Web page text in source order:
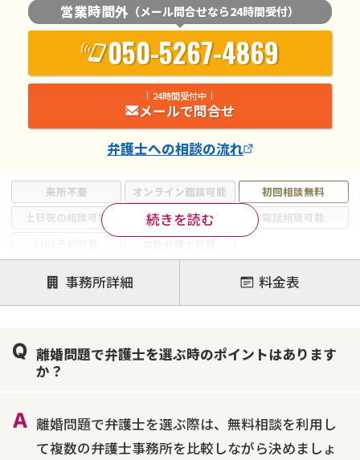
来所不要 オンライン面談可能
初回相談無料
土日祝の相談可能
19時以降電話可能
電話相談可能
注力案件
離婚前相談
離婚調停
離婚裁判
不貞・不倫慰謝料請求
国際離婚
養育費問題
財産分与
続きを読む
営業時間外 （メール問合せなら24時間受付）
050-5267-4869
24時間受付中
メールで問合せ
弁護士への相談の流れ
事務所詳細 料金表
離婚問題で弁護士を選ぶ時のポイントはあります
か？
離婚問題で弁護士を選ぶ際は、無料相談を利用し
て複数の弁護士事務所を比較しながら決めましょ